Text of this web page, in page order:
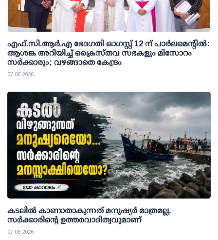
എഫ്.സി.ആര്‍.എ ഭേദഗതി ഓഗസ്റ്റ് 12 ന് പാര്‍ലമെന്റില്‍:
ആശങ്ക അറിയിച്ച് ക്രൈസ്തവ സഭകളും മിസോറം
സര്‍ക്കാരും; വഴങ്ങാതെ കേന്ദ്രം
07 08 2026
കടലിൽ കാണാതാകുന്നത് മനുഷ്യർ മാത്രമല്ല,
സർക്കാരിന്റെ ഉത്തരവാദിത്വവുമാണ്
07 08 2026